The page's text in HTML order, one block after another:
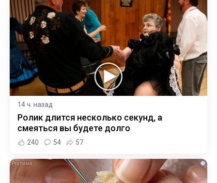
14 ч. назад
Ролик длится несколько секунд, а
смеяться вы будете долго
240 54 57
i